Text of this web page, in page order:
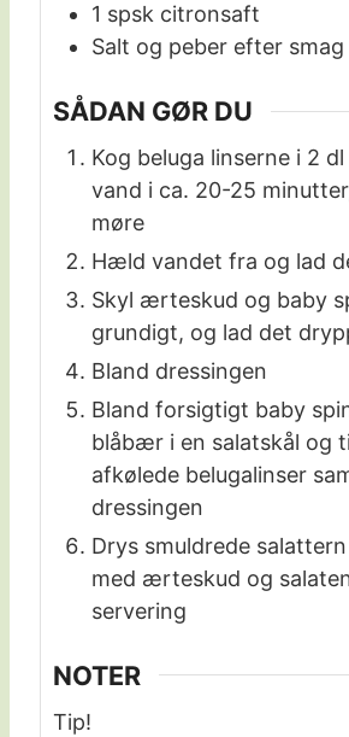
1 spsk citronsaft
Salt og peber efter smag
SÅDAN GØR DU
Kog beluga linserne i 2
vand i ca. 20-25
møre
Hæld vandet fra og lad
Skyl ærteskud og baby
grundigt, og lad det
Bland dressingen
Bland forsigtigt baby
blåbær i en salatskål og
afkølede belugalinser
dressingen
Drys smuldrede
med ærteskud og
servering
NOTER
Tip!